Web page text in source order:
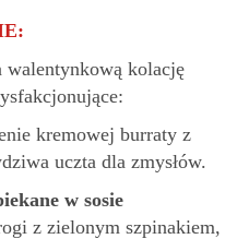
walentynkową kolację
kremowej burraty z
uczta dla zmysłów.
w sosie
z zielonym szpinakiem,